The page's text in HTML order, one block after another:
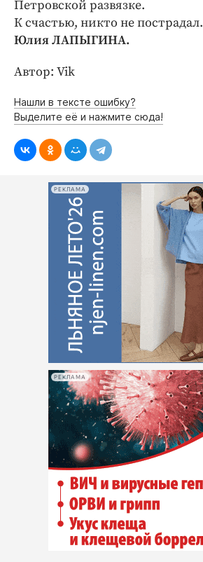
Спорт
Экономика и бизнес
ПРОЕКТЫ
Издания
Медиаперсона
Интересное чтиво
Бренд года
Работодатель года
Петровской развязке.
К счастью, никто не пострадал.
Юлия ЛАПЫГИНА.
Автор: Vik
Нашли в тексте ошибку?
Выделите её и нажмите сюда!
РЕКЛАМА
РЕКЛАМА